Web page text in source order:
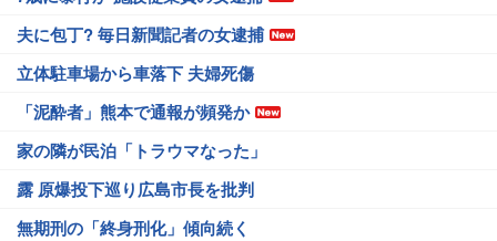
夫に包丁? 毎日新聞記者の女逮捕
立体駐車場から車落下 夫婦死傷
「泥酔者」熊本で通報が頻発か
家の隣が民泊「トラウマなった」
露 原爆投下巡り広島市長を批判
無期刑の「終身刑化」傾向続く